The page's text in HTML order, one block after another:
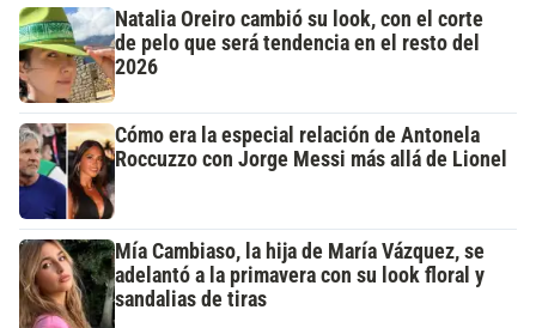
Natalia Oreiro cambió su look, con el corte
de pelo que será tendencia en el resto del
2026
Cómo era la especial relación de Antonela
Roccuzzo con Jorge Messi más allá de Lionel
Mía Cambiaso, la hija de María Vázquez, se
adelantó a la primavera con su look floral y
sandalias de tiras